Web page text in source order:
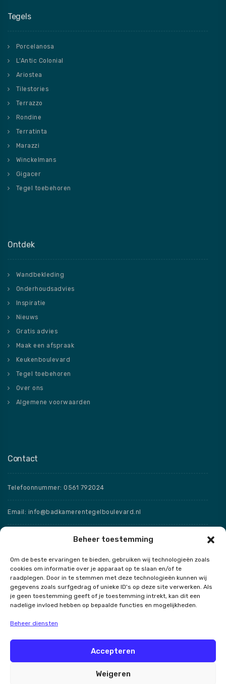
Beheer toestemming
Om de beste ervaringen te bieden, gebruiken wij technologieën zoals
cookies om informatie over je apparaat op te slaan en/of te
raadplegen. Door in te stemmen met deze technologieën kunnen wij
gegevens zoals surfgedrag of unieke ID's op deze site verwerken. Als
je geen toestemming geeft of je toestemming intrekt, kan dit een
nadelige invloed hebben op bepaalde functies en mogelijkheden.
Beheer diensten
Accepteren
Weigeren
Tegels
Porcelanosa
L’Antic Colonial
Ariostea
Tilestories
Terrazzo
Rondine
Terratinta
Marazzi
Winckelmans
Gigacer
Tegel toebehoren
Ontdek
Wandbekleding
Onderhoudsadvies
Inspiratie
Nieuws
Gratis advies
Maak een afspraak
Keukenboulevard
Tegel toebehoren
Over ons
Algemene voorwaarden
Contact
Telefoonnummer: 0561 792024
Email: info@badkamerentegelboulevard.nl
Adres: Frisaxstraat 5, 8471 ZW Wolvega
Openingstijden
Speciale openingstijden
Contact